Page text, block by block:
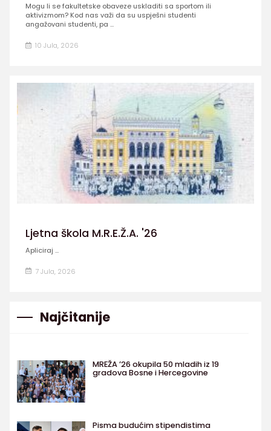
Mogu li se fakultetske obaveze uskladiti sa sportom ili
aktivizmom? Kod nas važi da su uspješni studenti
angažovani studenti, pa ...
10 Jula, 2026
Ljetna škola M.R.E.Ž.A. '26
Apliciraj ...
7 Jula, 2026
Najčitanije
MREŽA ’26 okupila 50 mladih iz 19
gradova Bosne i Hercegovine
Pisma budućim stipendistima